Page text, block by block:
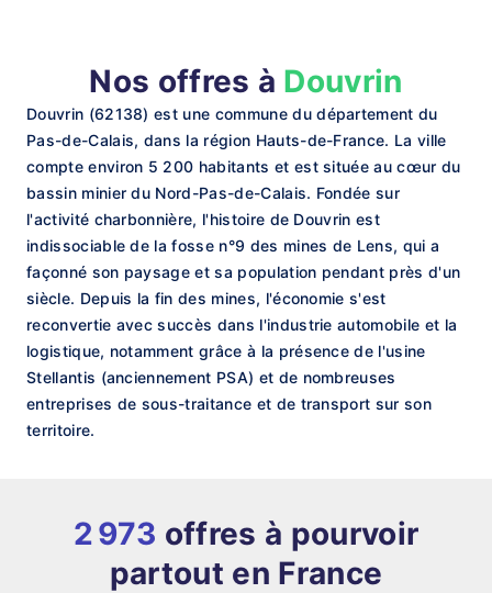
Nos offres à Douvrin
Douvrin (62138) est une commune du département du
Pas-de-Calais, dans la région Hauts-de-France. La ville
compte environ 5 200 habitants et est située au cœur du
bassin minier du Nord-Pas-de-Calais. Fondée sur
l'activité charbonnière, l'histoire de Douvrin est
indissociable de la fosse n°9 des mines de Lens, qui a
façonné son paysage et sa population pendant près d'un
siècle. Depuis la fin des mines, l'économie s'est
reconvertie avec succès dans l'industrie automobile et la
logistique, notamment grâce à la présence de l'usine
Stellantis (anciennement PSA) et de nombreuses
entreprises de sous-traitance et de transport sur son
territoire.
2 973 offres à pourvoir
partout en France